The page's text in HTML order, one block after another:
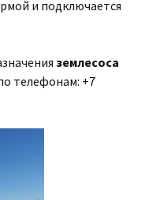
и подключается
землесоса
телефонам: +7